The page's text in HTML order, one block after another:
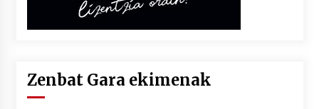
Zenbat Gara ekimenak